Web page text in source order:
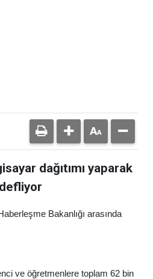
dağıtımı yaparak
Bakanlığı arasında
ve öğretmenlere toplam 62 bin